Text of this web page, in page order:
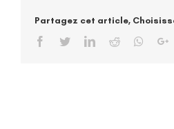
Partagez cet article,
Facebook
TwitterLinkedIn
Reddit